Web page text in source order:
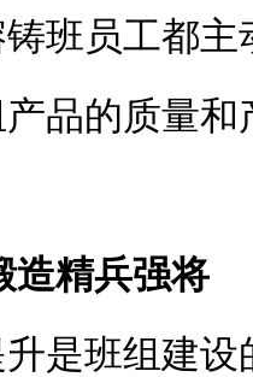
班员工都
品的质量
造精兵强将
升是班组建